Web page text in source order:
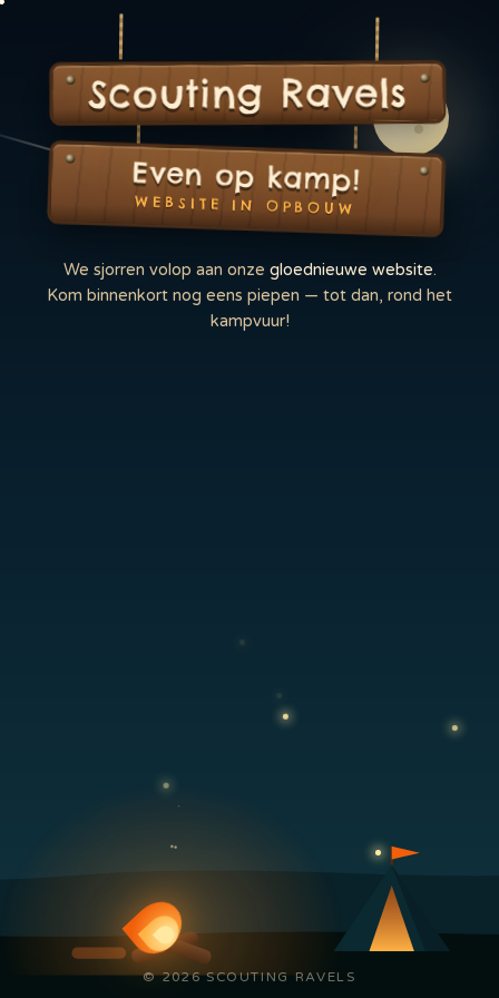
Scouting Ravels
Even op kamp!
WEBSITE IN OPBOUW
We sjorren volop aan onze gloednieuwe website.
Kom binnenkort nog eens piepen — tot dan, rond het
kampvuur!
© 2026 SCOUTING RAVELS